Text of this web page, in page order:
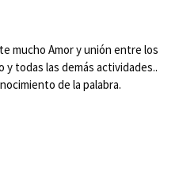
mucho Amor y unión entre los
y todas las demás actividades..
de la palabra.